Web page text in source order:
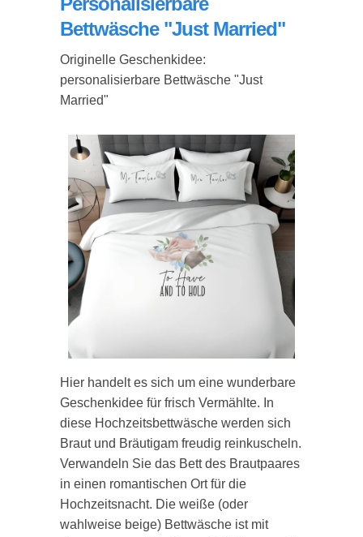
Bettwäsche "Just Married"
Originelle Geschenkidee:
personalisierbare Bettwäsche "Just
Married"
Hier handelt es sich um eine wunderbare
Geschenkidee für frisch Vermählte. In
diese Hochzeitsbettwäsche werden sich
Braut und Bräutigam freudig reinkuscheln.
Verwandeln Sie das Bett des Brautpaares
in einen romantischen Ort für die
Hochzeitsnacht. Die weiße (oder
wahlweise beige) Bettwäsche ist mit